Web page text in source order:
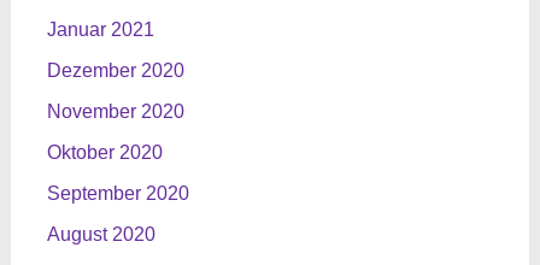
Januar 2021
Dezember 2020
November 2020
Oktober 2020
September 2020
August 2020